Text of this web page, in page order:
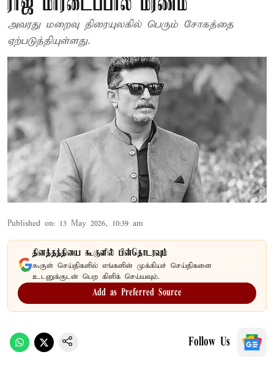
ராஜ் மாரடைப்பால் மரணம்
அவரது மறைவு திரையுலகில் பெரும் சோகத்தை
ஏற்படுத்தியுள்ளது.
Published on: 13 May 2026, 10:39 am
தினத்தந்தியை கூகுளில் பின்தொடரவும்
கூகுள் செய்திகளில் எங்களின் முக்கியச் செய்திகளை
உடனுக்குடன் பெற கிளிக் செய்யவும்.
Add as Preferred Source
Follow Us